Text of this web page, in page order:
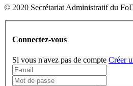
© 2020 Secrétariat Administratif du
Connectez-vous
Si vous n'avez pas de compte Créer